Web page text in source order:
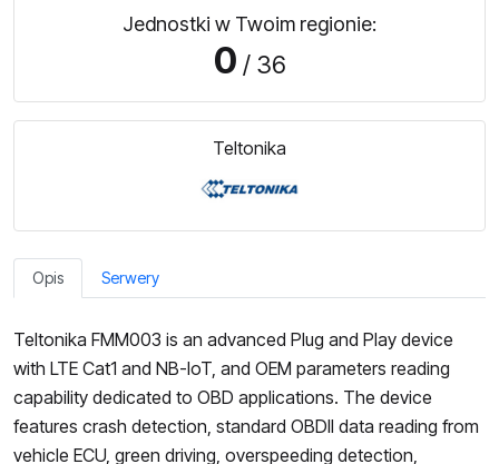
Jednostki w Twoim regionie:
0 / 36
Teltonika
Opis Serwery
Teltonika FMM003 is an advanced Plug and Play device
with LTE Cat1 and NB-IoT, and OEM parameters reading
capability dedicated to OBD applications. The device
features crash detection, standard OBDII data reading from
vehicle ECU, green driving, overspeeding detection,